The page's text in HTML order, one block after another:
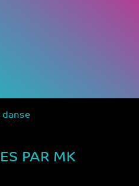
danse
PAR MK